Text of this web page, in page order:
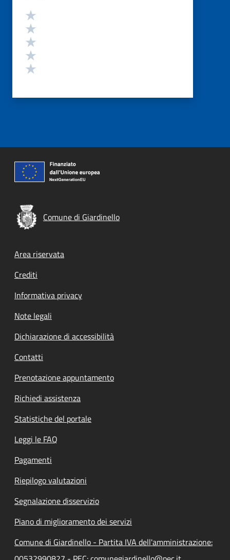
Valutazione
Comune di Giardinello
Footer menu
Area riservata
Crediti
Informativa privacy
Note legali
Dichiarazione di accessibilità
Contatti
Prenotazione appuntamento
Richiedi assistenza
Statistiche del portale
Leggi le FAQ
Pagamenti
Riepilogo valutazioni
Segnalazione disservizio
Piano di miglioramento dei servizi
Comune di Giardinello - Partita IVA dell'amministrazione: